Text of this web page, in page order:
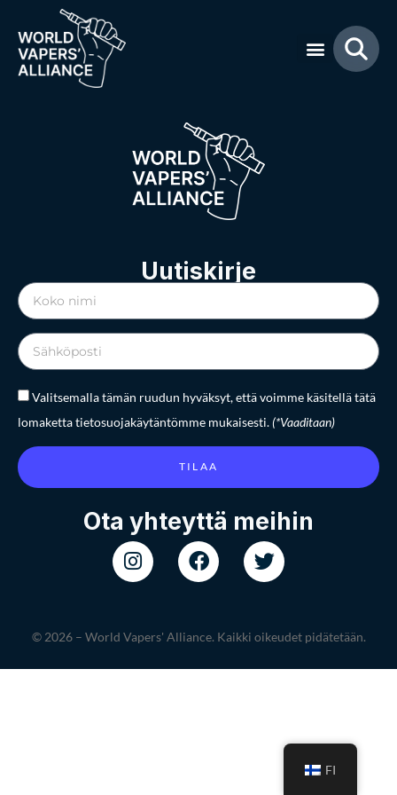
Kassatulos
[accept_stripe_payment_checkout]
Uutiskirje
Valitsemalla tämän ruudun hyväksyt, että voimme käsitellä tätä
lomaketta tietosuojakäytäntömme mukaisesti.(*Vaaditaan)
TILAA
Ota yhteyttä meihin
© 2026 – World Vapers' Alliance. Kaikki oikeudet pidätetään.
FI